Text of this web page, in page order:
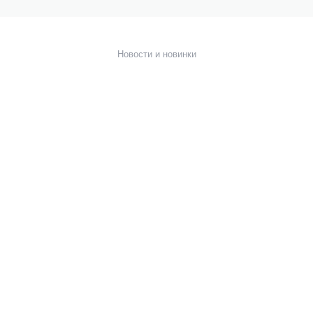
Новости и новинки